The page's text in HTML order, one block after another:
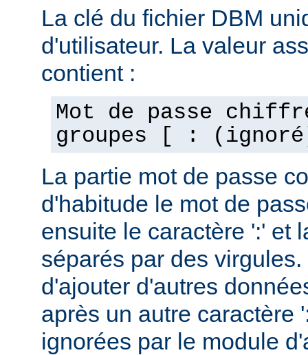
La clé du fichier DBM
d'utilisateur. La valeur
contient :
Mot de passe
groupes [ :
La partie mot de passe
d'habitude le mot de
ensuite le caractère ':' et
séparés par des
d'ajouter d'autres
après un autre caractère
ignorées par le module